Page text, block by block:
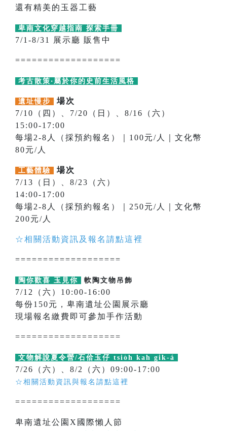
還有精美的玉器工藝
卑南文化穿越指南 探索手冊
7/1-8/31 展示廳 販售中
===================
考古散策‧屬於你的史前生活風格
遺址慢步
場次
7/10（四）、7/20（日）、8/16（六）
15:00-17:00
每場2-8人（採預約報名）｜100元/人｜文化幣
80元/人
工藝體驗
場次
7/13（日）、8/23（六）
14:00-17:00
每場2-8人（採預約報名）｜250元/人｜文化幣
200元/人
☆相關活動資訊及報名請點這裡
===================
陶你歡喜 玉見你 軟陶文物吊飾
7/12（六）10:00-16:00
每份150元，卑南遺址公園展示廳
現場報名繳費即可參加手作活動
===================
文物解說夏令營/石佮玉仔 tsio̍h kah gi̍k-á
7/26（六）、8/2（六）09:00-17:00
☆相關活動資訊與報名請點這裡
===================
卑南遺址公園X國際懶人節